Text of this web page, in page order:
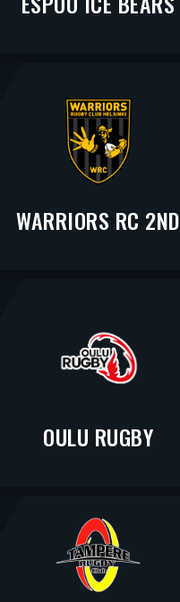
WARRIORS RC 2ND
OULU RUGBY